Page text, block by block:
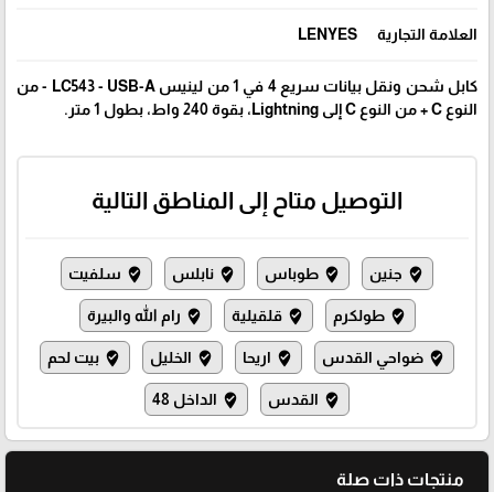
العلامة التجارية LENYES
كابل شحن ونقل بيانات سريع 4 في 1 من لينيس LC543 - USB-A - من
النوع C + من النوع C إلى Lightning، بقوة 240 واط، بطول 1 متر.
التوصيل متاح إلى المناطق التالية
where_to_vote جنين where_to_vote طوباس where_to_vote نابلس where_to_vote سلفيت
where_to_vote طولكرم where_to_vote قلقيلية where_to_vote رام الله والبيرة
where_to_vote ضواحي القدس where_to_vote اريحا where_to_vote الخليل where_to_vote بيت لحم
where_to_vote القدس where_to_vote الداخل 48
منتجات ذات صلة